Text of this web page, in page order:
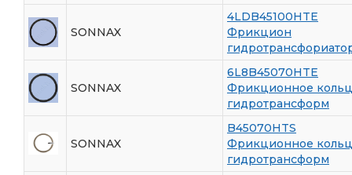
SONNAX
4LDB45100HTE
Фрикцион
SONNAX
6L8B45070HTE
Фрикционное
гидротрансформ
SONNAX
B45070HTS
Фрикционное
гидротрансформ